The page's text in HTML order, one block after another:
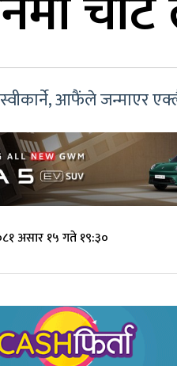
आफैंले जन्माएर
असार १५ गते १९:३०